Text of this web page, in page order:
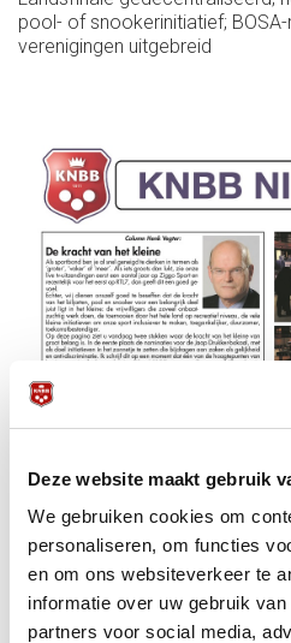
Deze website maakt gebruik
We gebruiken cookies om
personaliseren, om functies
en om ons websiteverkeer te
informatie over uw gebruik
partners voor social media,
pool- of snookerinitiatief;
verenigingen uitgebreid